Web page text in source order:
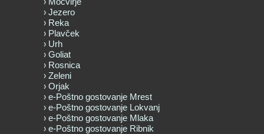
Jezero
Reka
Plavček
Urh
Goliat
Rosnica
Zeleni
Orjak
e-Poštno gostovanje Mrest
e-Poštno gostovanje Lokvanj
e-Poštno gostovanje Mlaka
e-Poštno gostovanje Ribnik